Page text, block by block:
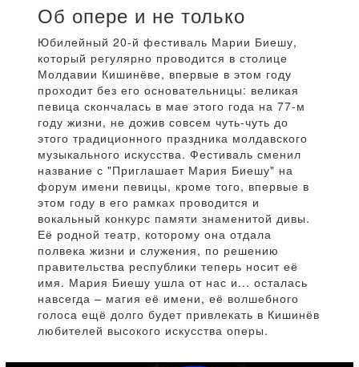
Об опере и не только
Юбилейный 20-й фестиваль Марии Биешу,
который регулярно проводится в столице
Молдавии Кишинёве, впервые в этом году
проходит без его основательницы: великая
певица скончалась в мае этого года на 77-м
году жизни, не дожив совсем чуть-чуть до
этого традиционного праздника молдавского
музыкального искусства. Фестиваль сменил
название с "Приглашает Мария Биешу" на
форум имени певицы, кроме того, впервые в
этом году в его рамках проводится и
вокальный конкурс памяти знаменитой дивы.
Её родной театр, которому она отдала
полвека жизни и служения, по решению
правительства республики теперь носит её
имя. Мария Биешу ушла от нас и... осталась
навсегда – магия её имени, её волшебного
голоса ещё долго будет привлекать в Кишинёв
любителей высокого искусства оперы.